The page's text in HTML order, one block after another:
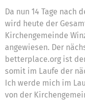
Da nun 14 Tage nach
wird heute der
Kirchengemeinde
angewiesen. Der
betterplace.org ist
somit im Laufe der
Ich werde mich im
von der